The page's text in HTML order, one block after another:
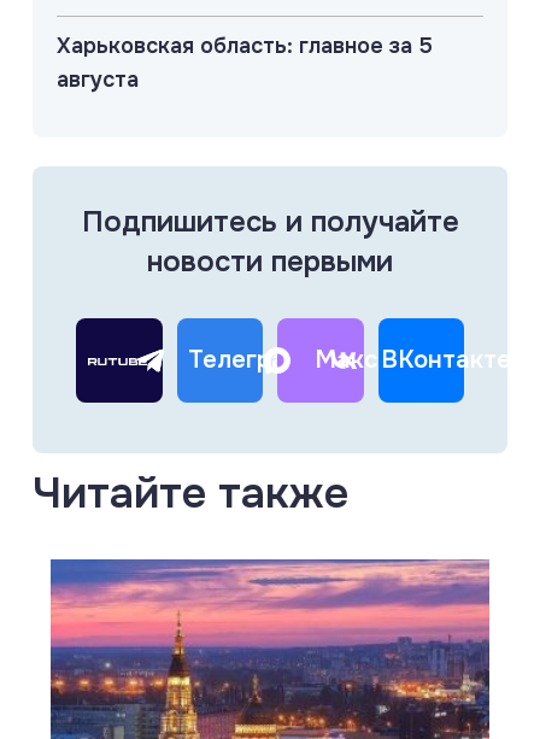
Харьковская область: главное за 5
августа
Подпишитесь и получайте
новости первыми
Телеграм Макс ВКонтакте
Читайте также